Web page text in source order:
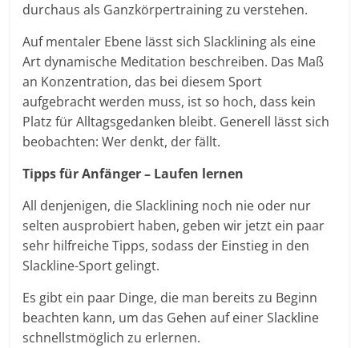
durchaus als Ganzkörpertraining zu verstehen.
Auf mentaler Ebene lässt sich Slacklining als eine
Art dynamische Meditation beschreiben. Das Maß
an Konzentration, das bei diesem Sport
aufgebracht werden muss, ist so hoch, dass kein
Platz für Alltagsgedanken bleibt. Generell lässt sich
beobachten: Wer denkt, der fällt.
Tipps für Anfänger – Laufen lernen
All denjenigen, die Slacklining noch nie oder nur
selten ausprobiert haben, geben wir jetzt ein paar
sehr hilfreiche Tipps, sodass der Einstieg in den
Slackline-Sport gelingt.
Es gibt ein paar Dinge, die man bereits zu Beginn
beachten kann, um das Gehen auf einer Slackline
schnellstmöglich zu erlernen.